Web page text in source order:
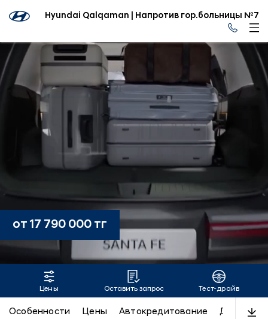
Hyundai Qalqaman | Напротив гор.больницы №7
SANTA FE
от 17 790 000 тг
Цены Оставить запрос Тест-драйв
Особенности Цены Автокредитование Дизайн